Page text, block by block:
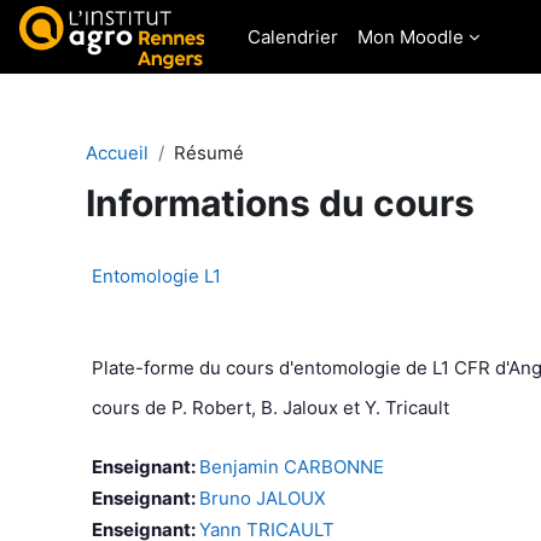
Passer au contenu principal
Calendrier
Mon Moodle
Accueil Résumé
Informations du cours
Entomologie L1
Plate-forme du cours d'entomologie de L1 CFR
cours de P. Robert, B. Jaloux et Y. Tricault
Enseignant: Benjamin CARBONNE
Enseignant: Bruno JALOUX
Enseignant:Yann TRICAULT